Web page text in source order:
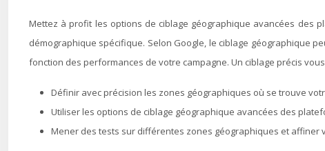
Mettez à profit les options de ciblage géographique avancées des
démographique spécifique. Selon Google, le ciblage géographique
fonction des performances de votre campagne. Un ciblage précis
Définir avec précision les zones géographiques où se trouve
Utiliser les options de ciblage géographique avancées des
Mener des tests sur différentes zones géographiques et